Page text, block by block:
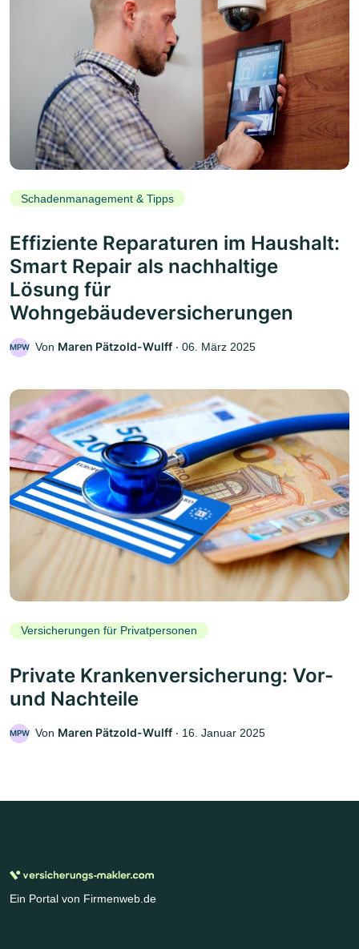
Schadenmanagement & Tipps
Effiziente Reparaturen im Haushalt:
Smart Repair als nachhaltige
Lösung für
Wohngebäudeversicherungen
MPW Von Maren Pätzold-Wulff ‧ 06. März 2025
Versicherungen für Privatpersonen
Private Krankenversicherung: Vor-
und Nachteile
MPW Von Maren Pätzold-Wulff ‧ 16. Januar 2025
Ein Portal von Firmenweb.de